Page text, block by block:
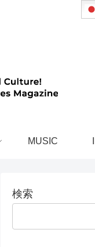
MUSIC
検索